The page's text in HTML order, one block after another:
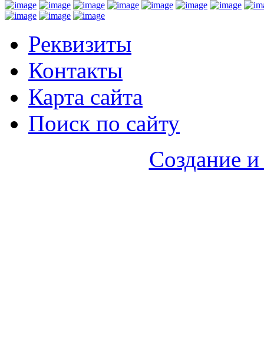
Реквизиты
Контакты
Карта сайта
Поиск по сайту
Создание